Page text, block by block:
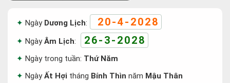
Ngày Dương Lịch: 20-4-2028
NgàyÂm Lịch: 26-3-2028
Ngày trong tuần: Thứ Năm
NgàyẤt Hợi tháng Bính Thìn năm Mậu Thân